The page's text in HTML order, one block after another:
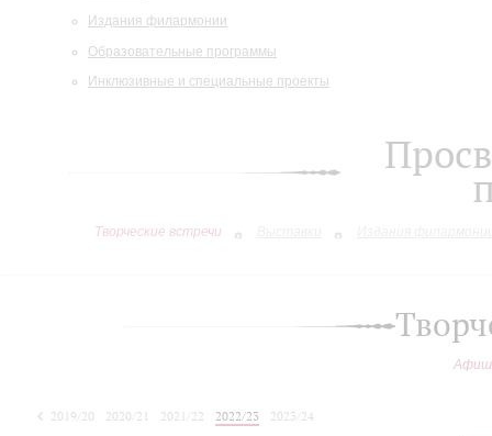
Издания филармонии
Образовательные программы
Инклюзивные и специальные проекты
Творческие встречи
2019/20 2020/21 2021/22 2022/23
2023/24